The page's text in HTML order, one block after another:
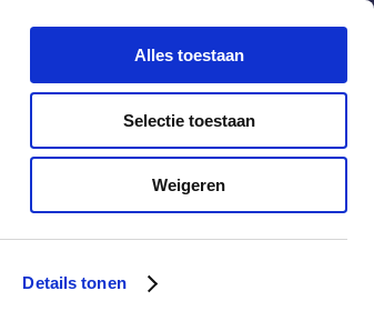
Details tonen
Alles toestaan
Selectie toestaan
Weigeren
webportaal